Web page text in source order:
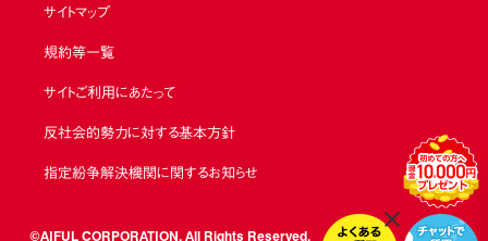
サイトマップ
規約等一覧
サイトご利用にあたって
反社会的勢力に対する基本方針
指定紛争解決機関に関するお知らせ
©AIFUL CORPORATION. All Rights Reserved.